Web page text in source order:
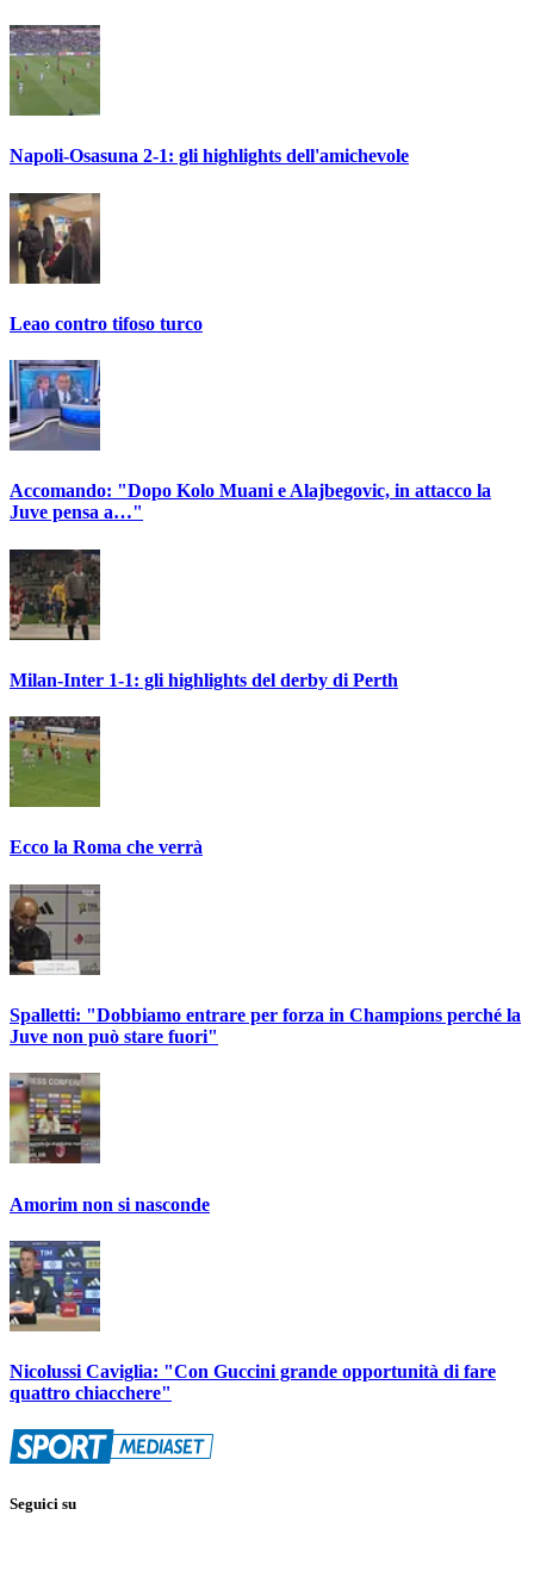
Napoli-Osasuna 2-1: gli highlights dell'amichevole
Leao contro tifoso turco
Accomando: "Dopo Kolo Muani e Alajbegovic, in attacco la
Juve pensa a…"
Milan-Inter 1-1: gli highlights del derby di Perth
Ecco la Roma che verrà
Spalletti: "Dobbiamo entrare per forza in Champions perché la
Juve non può stare fuori"
Amorim non si nasconde
Nicolussi Caviglia: "Con Guccini grande opportunità di fare
quattro chiacchere"
Seguici su